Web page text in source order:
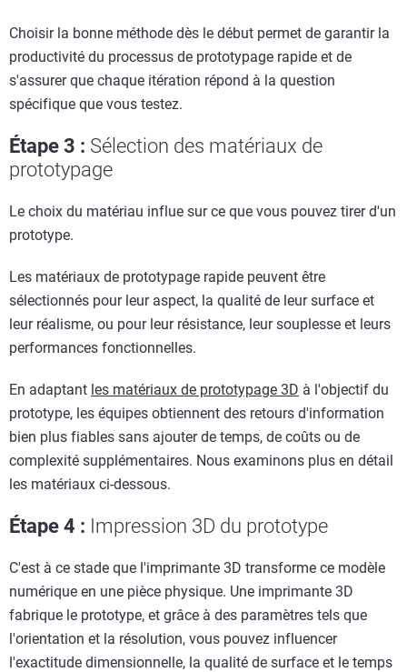
Choisir la bonne méthode dès le début permet de garantir la
productivité du processus de prototypage rapide et de
s'assurer que chaque itération répond à la question
spécifique que vous testez.
Étape 3 : Sélection des matériaux de
prototypage
Le choix du matériau influe sur ce que vous pouvez tirer d'un
prototype.
Les matériaux de prototypage rapide peuvent être
sélectionnés pour leur aspect, la qualité de leur surface et
leur réalisme, ou pour leur résistance, leur souplesse et leurs
performances fonctionnelles.
En adaptant les matériaux de prototypage 3D à l'objectif du
prototype, les équipes obtiennent des retours d'information
bien plus fiables sans ajouter de temps, de coûts ou de
complexité supplémentaires. Nous examinons plus en détail
les matériaux ci-dessous.
Étape 4 : Impression 3D du prototype
C'est à ce stade que l'imprimante 3D transforme ce modèle
numérique en une pièce physique. Une imprimante 3D
fabrique le prototype, et grâce à des paramètres tels que
l'orientation et la résolution, vous pouvez influencer
l'exactitude dimensionnelle, la qualité de surface et le temps